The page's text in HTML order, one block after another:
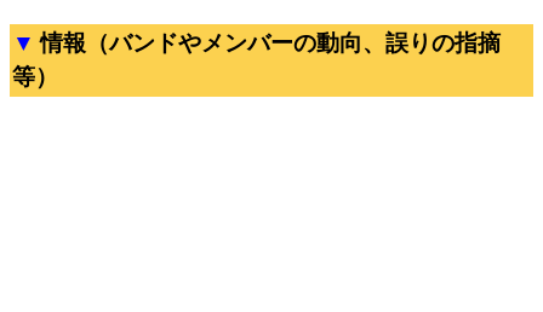
情報（バンドやメンバーの動向、誤りの指摘
等）